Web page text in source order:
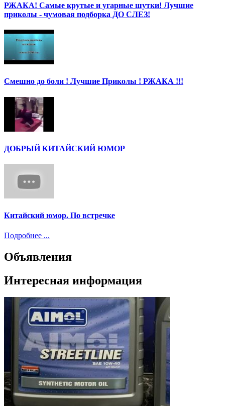
РЖАКА! Самые крутые и угарные шутки! Лучшие
приколы - чумовая подборка ДО СЛЕЗ!
Смешно до боли ! Лучшие Приколы ! РЖАКА !!!
ДОБРЫЙ КИТАЙСКИЙ ЮМОР
Китайский юмор. По встречке
Подробнее ...
Объявления
Интересная информация